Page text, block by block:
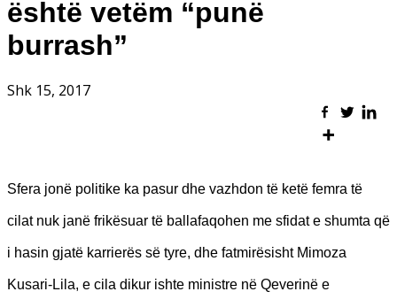
është vetëm “punë
burrash”
Shk 15, 2017
Sfera jonë politike ka pasur dhe vazhdon të ketë femra të
cilat nuk janë frikësuar të ballafaqohen me sfidat e shumta që
i hasin gjatë karrierës së tyre, dhe fatmirësisht Mimoza
Kusari-Lila, e cila dikur ishte ministre në Qeverinë e